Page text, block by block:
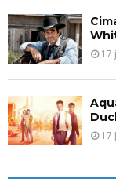
17
17